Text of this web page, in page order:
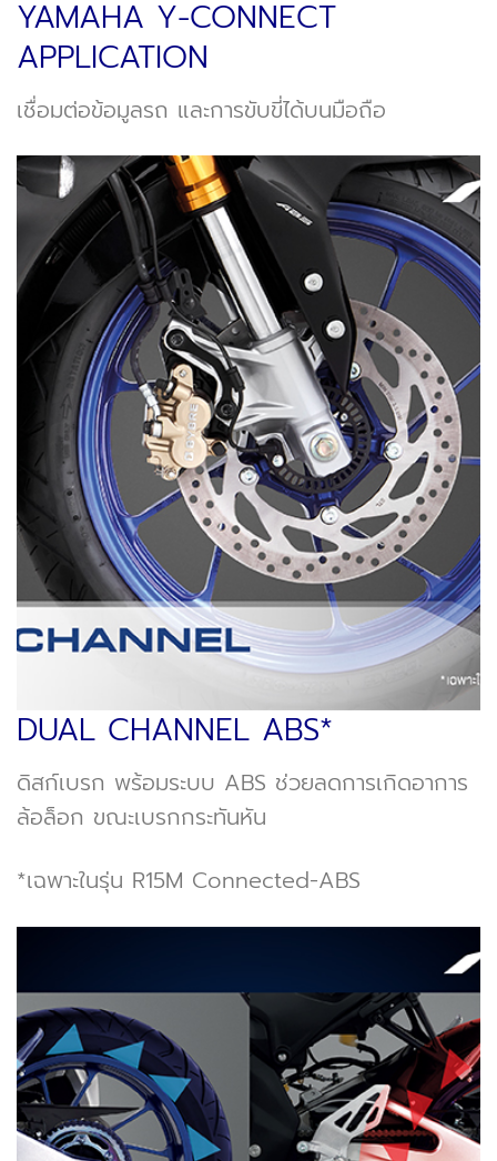
YAMAHA Y-CONNECT
APPLICATION
เชื่อมต่อข้อมูลรถ และการขับขี่ได้บนมือถือ
DUAL CHANNEL ABS*
ดิสก์เบรก พร้อมระบบ ABS ช่วยลดการเกิดอาการ
ล้อล็อก ขณะเบรกกระทันหัน
*เฉพาะในรุ่น R15M Connected-ABS